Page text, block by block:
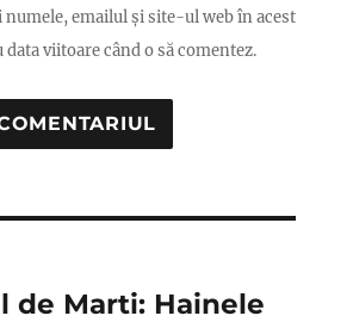
numele, emailul și site-ul web în acest
viitoare când o să comentez.
de Marti: Hainele